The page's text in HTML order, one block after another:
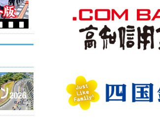
2026年4月27日
高知龍馬マラソン2027運営業務